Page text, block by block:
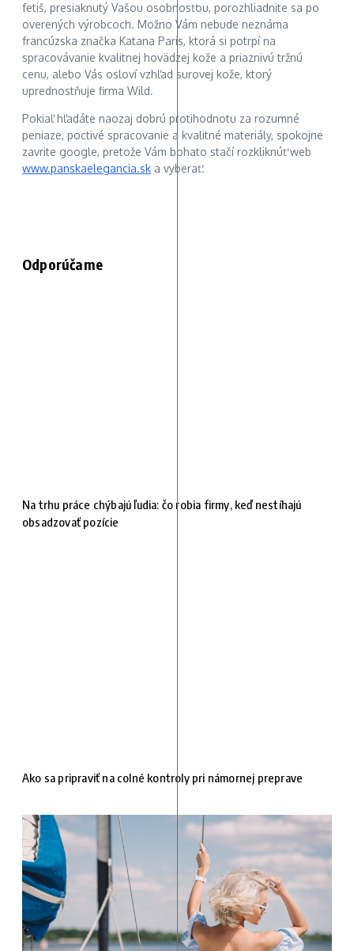
fetiš, presiaknutý Vašou osobnosťou, porozhliadnite sa po
overených výrobcoch. Možno Vám nebude neznáma
francúzska značka Katana Paris, ktorá si potrpí na
spracovávanie kvalitnej hovädzej kože a priaznivú tržnú
cenu, alebo Vás osloví vzhľad surovej kože, ktorý
uprednostňuje firma Wild.
Pokiaľ hľadáte naozaj dobrú protihodnotu za rozumné
peniaze, poctivé spracovanie a kvalitné materiály, spokojne
zavrite google, pretože Vám bohato stačí rozkliknúť web
www.panskaelegancia.sk a vyberať.
Odporúčame
Na trhu práce chýbajú ľudia: čo robia firmy, keď nestíhajú
obsadzovať pozície
Ako sa pripraviť na colné kontroly pri námornej preprave